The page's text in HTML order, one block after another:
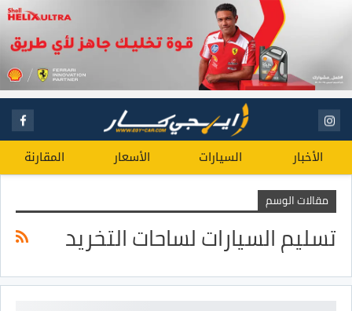
الأخبار السيارات الأسعار المقارنة
مقالات الوسم
تسليم السيارات لساحات التخريد